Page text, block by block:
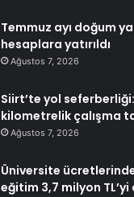
Temmuz ayı doğum
hesaplara yatırıldı
Ağustos 7, 2026
Siirt’te yol
kilometrelik çalışma
Ağustos 7, 2026
Üniversite ücretlerinde
eğitim 3,7 milyon TL’yi